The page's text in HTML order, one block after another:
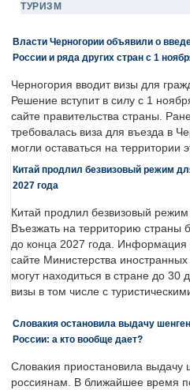
ТУРИЗМ
Власти Черногории объявили о
России и ряда других стран с 1
Черногория вводит визы для
Решение вступит в силу с 1
сайте правительства страны.
требовалась виза для въезда в
могли оставаться на территории
Китай продлил безвизовый режим
2027 года
Китай продлил безвизовый
Въезжать на территорию страны
до конца 2027 года. Информация
сайте Министерства
могут находиться в стране до
визы в том числе с
Словакия остановила выдачу
России: а кто вообще дает?
Словакия приостановила выдачу
россиянам. В ближайшее время